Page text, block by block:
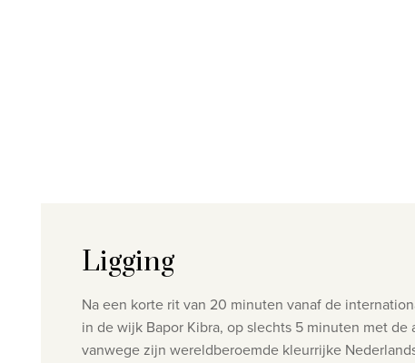
Ligging
Na een korte rit van 20 minuten vanaf de
in de wijk Bapor Kibra, op slechts 5 minuten met
vanwege zijn wereldberoemde kleurrijke